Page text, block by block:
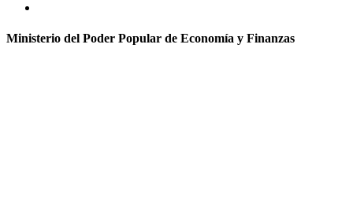
Ministerio del Poder Popular de Economía y Finanzas